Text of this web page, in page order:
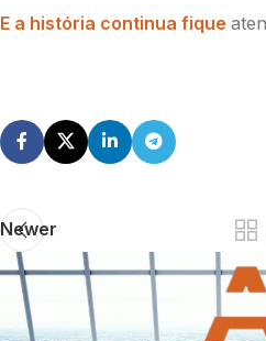
E a história continua fique
Newer